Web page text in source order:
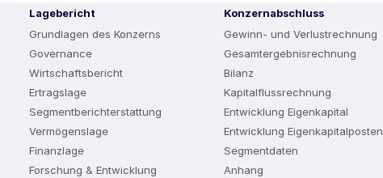
Lagebericht
Grundlagen des Konzerns
Governance
Wirtschaftsbericht
Ertragslage
Segmentberichterstattung
Vermögenslage
Finanzlage
Forschung & Entwicklung
Konzernabschluss
Gewinn- und Verlustrechnung
Gesamtergebnisrechnung
Bilanz
Kapitalflussrechnung
Entwicklung Eigenkapital
Entwicklung Eigenkapitalposten
Segmentdaten
Anhang